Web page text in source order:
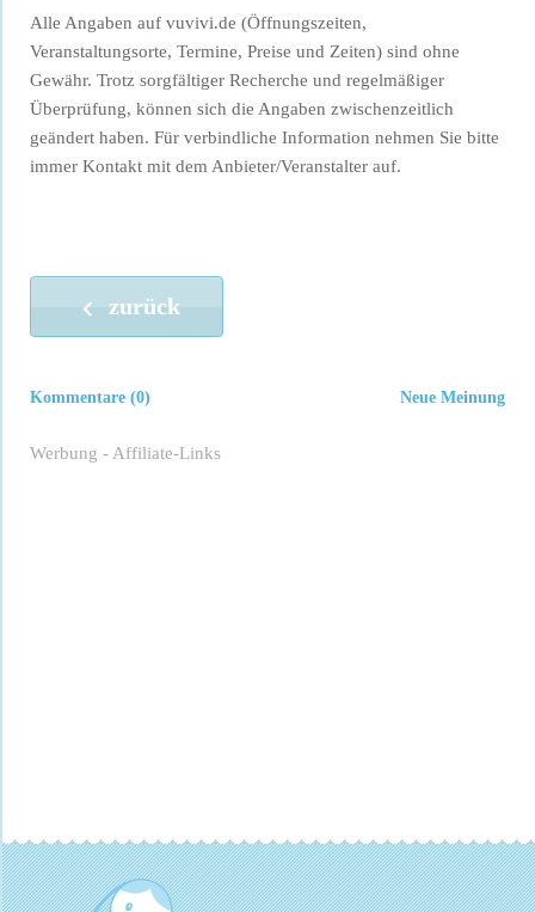
Alle Angaben auf vuvivi.de (Öffnungszeiten,
Veranstaltungsorte, Termine, Preise und Zeiten) sind ohne
Gewähr. Trotz sorgfältiger Recherche und regelmäßiger
Überprüfung, können sich die Angaben zwischenzeitlich
geändert haben. Für verbindliche Information nehmen Sie bitte
immer Kontakt mit dem Anbieter/Veranstalter auf.
zurück
Neue Meinung
Kommentare (0)
Werbung - Affiliate-Links